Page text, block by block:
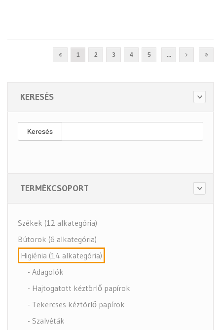
1 2 3 4 5 ...
KERESÉS
Keresés
TERMÉKCSOPORT
Székek (12 alkategória)
Bútorok (6 alkategória)
Higiénia (14 alkategória)
- Adagolók
- Hajtogatott kéztörlő papírok
- Tekercses kéztörlő papírok
- Szalvéták